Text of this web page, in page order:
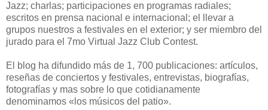
Jazz; charlas; participaciones en programas radiales;
escritos en prensa nacional e internacional; el llevar a
grupos nuestros a festivales en el exterior; y ser miembro del
jurado para el 7mo Virtual Jazz Club Contest.
El blog ha difundido más de 1, 700 publicaciones: artículos,
reseñas de conciertos y festivales, entrevistas, biografías,
fotografías y mas sobre lo que cotidianamente
denominamos «los músicos del patio».